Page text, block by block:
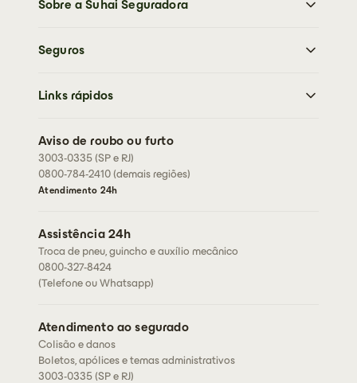
Sobre a Suhai Seguradora
Imprensa
Sustentabilidade
Seguros
Carro
Residencial
Condições Gerais
Fazer cotação
Links rápidos
Cartão de assistência
Fale conosco
Aviso de roubo ou furto
3003-0335 (SP e RJ)
0800-784-2410 (demais regiões)
Atendimento 24h
Assistência 24h
Troca de pneu, guincho e auxílio mecânico
0800-327-8424
(Telefone ou Whatsapp)
Atendimento ao segurado
Colisão e danos
Boletos, apólices e temas administrativos
3003-0335 (SP e RJ)